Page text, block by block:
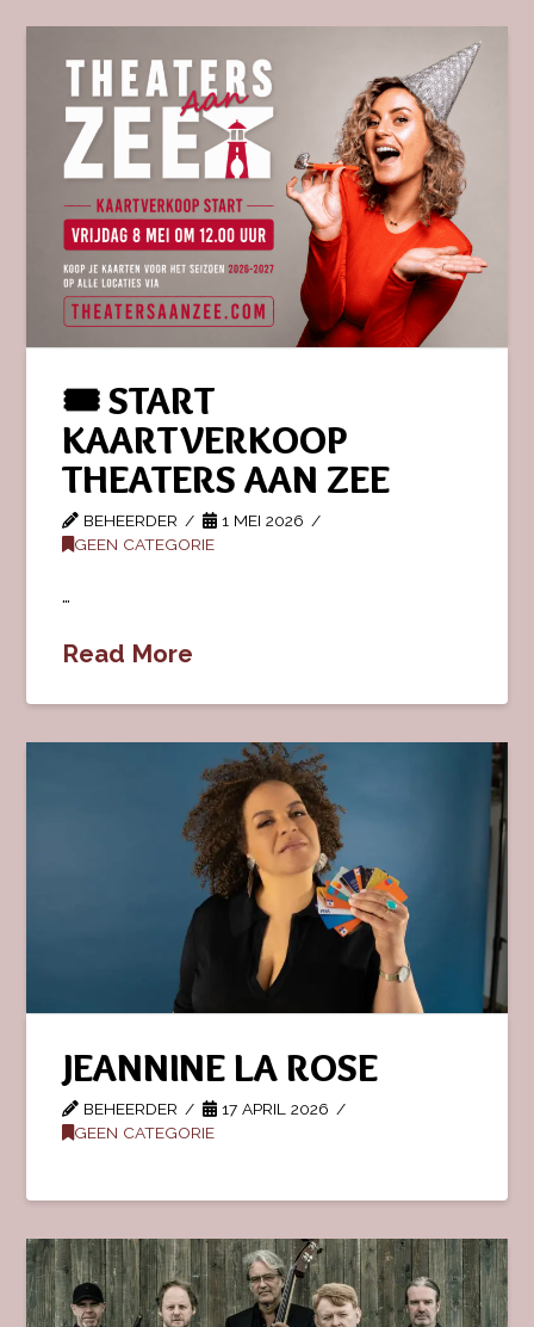
🎟️ START
KAARTVERKOOP
THEATERS AAN ZEE
BEHEERDER
1 MEI 2026
GEEN CATEGORIE
…
Read More
JEANNINE LA ROSE
BEHEERDER
17 APRIL 2026
GEEN CATEGORIE